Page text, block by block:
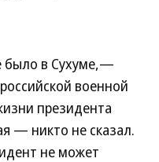
было в Сухуме,—
военной
президента
— никто не сказал.
не может